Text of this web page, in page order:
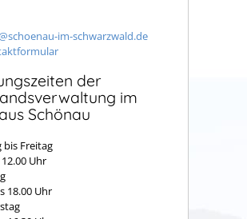
im-schwarzwald.de
der
im
Schönau
bis Freitag
Uhr
18.00 Uhr